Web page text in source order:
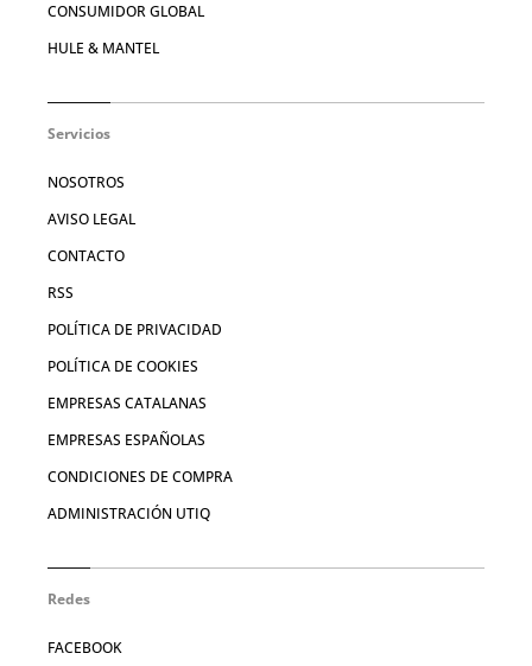
CONSUMIDOR GLOBAL
HULE & MANTEL
Servicios
NOSOTROS
AVISO LEGAL
CONTACTO
RSS
POLÍTICA DE PRIVACIDAD
POLÍTICA DE COOKIES
EMPRESAS CATALANAS
EMPRESAS ESPAÑOLAS
CONDICIONES DE COMPRA
ADMINISTRACIÓN UTIQ
Redes
FACEBOOK